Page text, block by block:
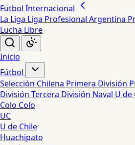
Futbol Internacional
La Liga Liga Profesional Argentina
Lucha Libre
Inicio
Fútbol
Selección Chilena Primera División
División Tercera División Naval U de
Colo Colo
UC
U de Chile
Huachipato